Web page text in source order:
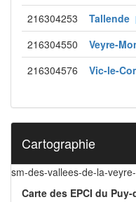
216304253 Tallende
216304550 Veyre-
216304576 Vic-le-
Cartographie
sm-des-vallees-de-la-
Carte des EPCI du Puy-